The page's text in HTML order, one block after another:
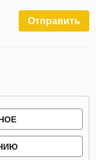
Отправить